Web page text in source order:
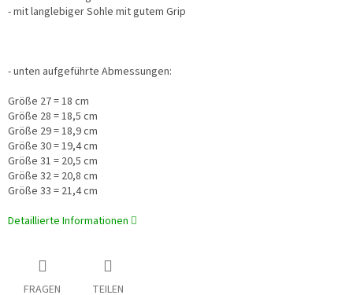
- mit langlebiger Sohle mit gutem Grip
- unten aufgeführte Abmessungen:
Größe 27 = 18 cm
Größe 28 = 18,5 cm
Größe 29 = 18,9 cm
Größe 30 = 19,4 cm
Größe 31 = 20,5 cm
Größe 32 = 20,8 cm
Größe 33 = 21,4 cm
Detaillierte Informationen
FRAGEN TEILEN